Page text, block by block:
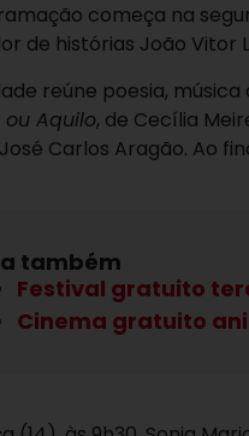
começa na
de histórias João Vitor
reúne poesia,
ou Aquilo, de Cecília
Carlos Aragão. Ao
também
Festival gratuito
Cinema gratuito